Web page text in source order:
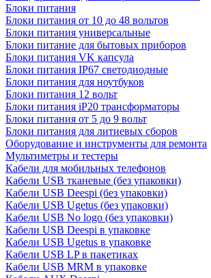
Блоки питания
Блоки питания от 10 до 48 вольтов
Блоки питания универсальные
Блоки питание для бытовых приборов
Блоки питания VK капсула
Блоки питания IP67 светодиодные
Блоки питания для ноутбуков
Блоки питания 12 вольт
Блоки питания iP20 трансформаторы
Блоки питания от 5 до 9 вольт
Блоки питания для литиевых сборов
Оборудование и инструменты для ремонта
Мультиметры и тестеры
Кабели для мобильных телефонов
Кабели USB тканевые (без упаковки)
Кабели USB Deespi (без упаковки)
Кабели USB Ugetus (без упаковки)
Кабели USB No logo (без упаковки)
Кабели USB Deespi в упаковке
Кабели USB Ugetus в упаковке
Кабели USB LP в пакетиках
Кабели USB MRM в упаковке